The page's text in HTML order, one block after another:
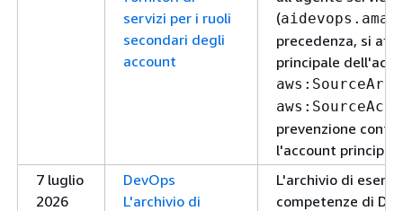
servizi per i ruoli
secondari degli
account
(
precedenza, si
principale
aws:SourceArn
prevenzione
l'account
7 luglio
2026
DevOps
L'archivio di
L'archivio di
competenze di